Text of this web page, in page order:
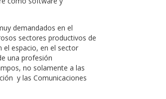
demandados en el
sectores productivos de
el espacio, en el sector
una profesión
no solamente a las
y las Comunicaciones